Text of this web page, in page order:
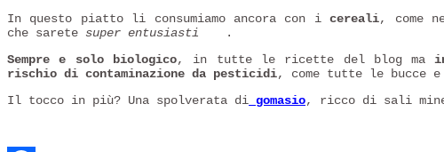
In questo piatto li consumiamo ancora con icereali, come
che sarete super entusiasti
.
Sempre e solo biologico, in tutte le ricette del blog ma
rischio di contaminazione da pesticidi, come tutte le bucce
Il tocco in più? Una spolverata di gomasio, ricco di sali